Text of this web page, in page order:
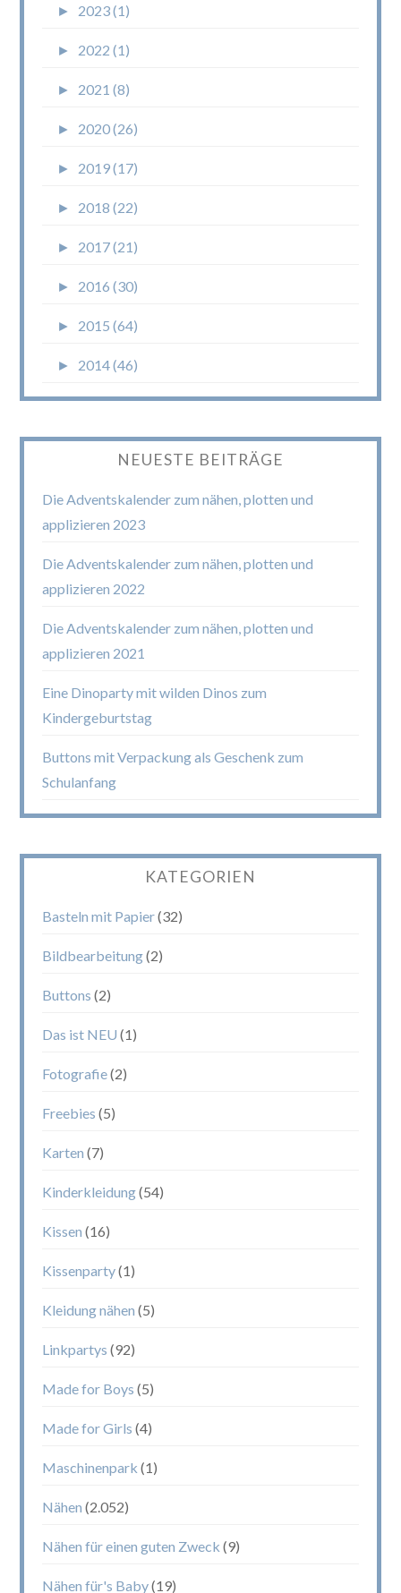
► 2023 (1)
► 2022 (1)
► 2021 (8)
► 2020 (26)
► 2019 (17)
► 2018 (22)
► 2017 (21)
► 2016 (30)
► 2015 (64)
► 2014 (46)
NEUESTE BEITRÄGE
Die Adventskalender zum nähen, plotten und
applizieren 2023
Die Adventskalender zum nähen, plotten und
applizieren 2022
Die Adventskalender zum nähen, plotten und
applizieren 2021
Eine Dinoparty mit wilden Dinos zum
Kindergeburtstag
Buttons mit Verpackung als Geschenk zum
Schulanfang
KATEGORIEN
Basteln mit Papier(32)
Bildbearbeitung(2)
Buttons (2)
Das ist NEU (1)
Fotografie(2)
Freebies (5)
Karten (7)
Kinderkleidung(54)
Kissen (16)
Kissenparty(1)
Kleidung nähen (5)
Linkpartys (92)
Made for Boys (5)
Made for Girls (4)
Maschinenpark (1)
Nähen (2.052)
Nähen für einen guten Zweck (9)
Nähen für's Baby(19)